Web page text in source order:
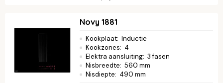
Novy 1881
Kookplaat: Inductie
Kookzones: 4
Elektra aansluiting: 3 fasen
Nisbreedte: 560 mm
Nisdiepte: 490 mm